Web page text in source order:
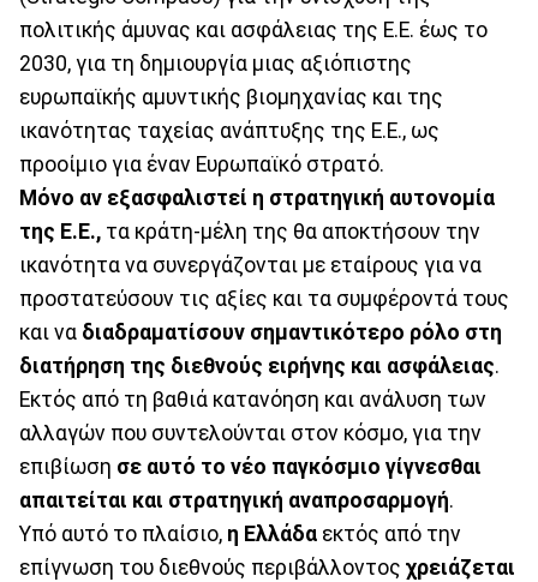
πολιτικής άμυνας και ασφάλειας της Ε.Ε. έως το
2030, για τη δημιουργία μιας αξιόπιστης
ευρωπαϊκής αμυντικής βιομηχανίας και της
ικανότητας ταχείας ανάπτυξης της Ε.Ε., ως
προοίμιο για έναν Ευρωπαϊκό στρατό.
Μόνο αν εξασφαλιστεί η στρατηγική αυτονομία
της Ε.Ε., τα κράτη-μέλη της θα αποκτήσουν την
ικανότητα να συνεργάζονται με εταίρους για να
προστατεύσουν τις αξίες και τα συμφέροντά τους
και να διαδραματίσουν σημαντικότερο ρόλο στη
διατήρηση της διεθνούς ειρήνης και ασφάλειας.
Εκτός από τη βαθιά κατανόηση και ανάλυση των
αλλαγών που συντελούνται στον κόσμο, για την
επιβίωση σε αυτό το νέο παγκόσμιο γίγνεσθαι
απαιτείται και στρατηγική αναπροσαρμογή.
Υπό αυτό το πλαίσιο, η Ελλάδα εκτός από την
επίγνωση του διεθνούς περιβάλλοντος χρειάζεται